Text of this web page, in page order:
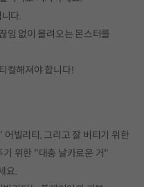
안" 채널과 "버그 제
려주세요!
다.
임 없이 몰려오는 몬스터를
컬해져야 합니다!
빌리티, 그리고 잘 버티기 위한
위한 "대충 날카로운 거"
요.